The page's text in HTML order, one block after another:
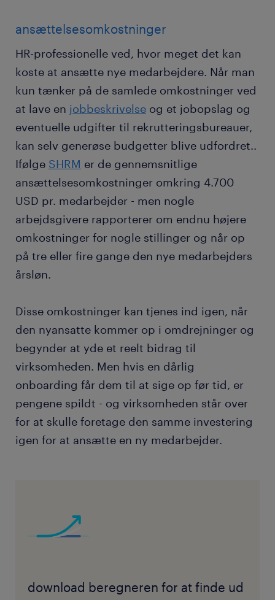
ansættelsesomkostninger
HR-professionelle ved, hvor meget det kan
koste at ansætte nye medarbejdere. Når man
kun tænker på de samlede omkostninger ved
at lave en jobbeskrivelse og et jobopslag og
eventuelle udgifter til rekrutteringsbureauer,
kan selv generøse budgetter blive udfordret..
Ifølge SHRM er de gennemsnitlige
ansættelsesomkostninger omkring 4.700
USD pr. medarbejder - men nogle
arbejdsgivere rapporterer om endnu højere
omkostninger for nogle stillinger og når op
på tre eller fire gange den nye medarbejders
årsløn.
Disse omkostninger kan tjenes ind igen, når
den nyansatte kommer op i omdrejninger og
begynder at yde et reelt bidrag til
virksomheden. Men hvis en dårlig
onboarding får dem til at sige op før tid, er
pengene spildt - og virksomheden står over
for at skulle foretage den samme investering
igen for at ansætte en ny medarbejder.
download beregneren for at finde ud